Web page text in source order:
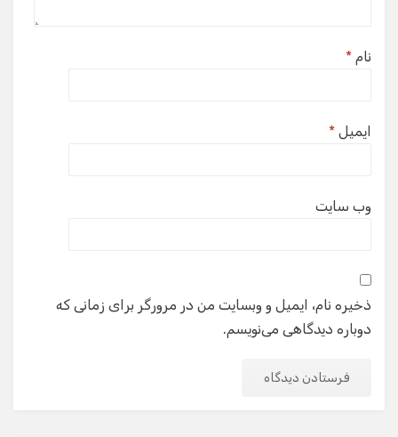
نام *
ایمیل *
وب‌ سایت
ذخیره نام، ایمیل و وبسایت من در مرورگر برای زمانی که
دوباره دیدگاهی می‌نویسم.